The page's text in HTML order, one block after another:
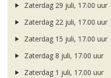
Zaterdag 29 juli, 17.00 uur
Zaterdag 22 juli, 17.00 uur
Zaterdag 15 juli, 17.00 uur
Zaterdag 8 juli, 17.00 uur
Zaterdag 1 juli, 17.00 uur